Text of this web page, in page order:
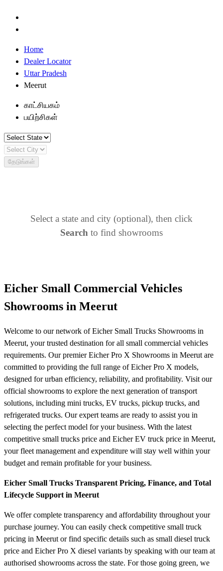
Home
Dealer Locator
Uttar Pradesh
Meerut
காட்சியகம்
பயிற்சிகள்
தேடுங்கள்
Select a state and city (optional), then click
Search to find showrooms
Eicher Small Commercial Vehicles
Showrooms in Meerut
Welcome to our network of Eicher Small Trucks Showrooms in
Meerut, your trusted destination for all small commercial vehicles
requirements. Our premier Eicher Pro X Showrooms in Meerut are
committed to providing the full range of Eicher Pro X models,
designed for urban efficiency, reliability, and profitability. Visit our
official showrooms to explore the next generation of transport
solutions, including mini trucks, EV trucks, pickup trucks, and
refrigerated trucks. Our expert teams are ready to assist you in
selecting the perfect model for your business. With the latest
competitive small trucks price and Eicher EV truck price in Meerut,
your fleet management and expenditure will stay well within your
budget and remain profitable for your business.
Eicher Small Trucks Transparent Pricing, Finance, and Total
Lifecycle Support in Meerut
We offer complete transparency and affordability throughout your
purchase journey. You can easily check competitive small truck
pricing in Meerut or find specific details such as small diesel truck
price and Eicher Pro X diesel variants by speaking with our team at
authorised showrooms across the state. For those going green, we